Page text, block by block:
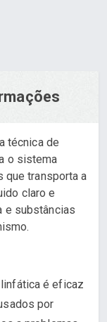
técnica de
o sistema
que transporta a
claro e
e substâncias
é eficaz
por